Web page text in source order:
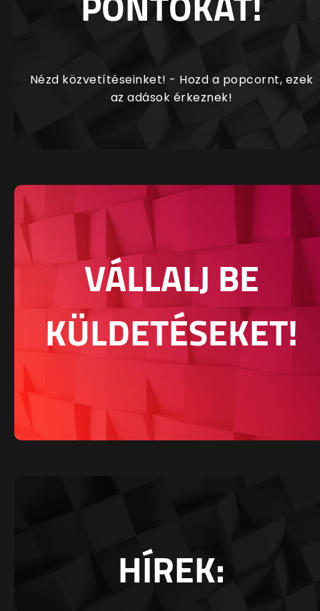
Nézd közvetítéseinket! - Hozd a popcornt, ezek
az adások érkeznek!
VÁLLALJ BE
KÜLDETÉSEKET!
HÍREK: